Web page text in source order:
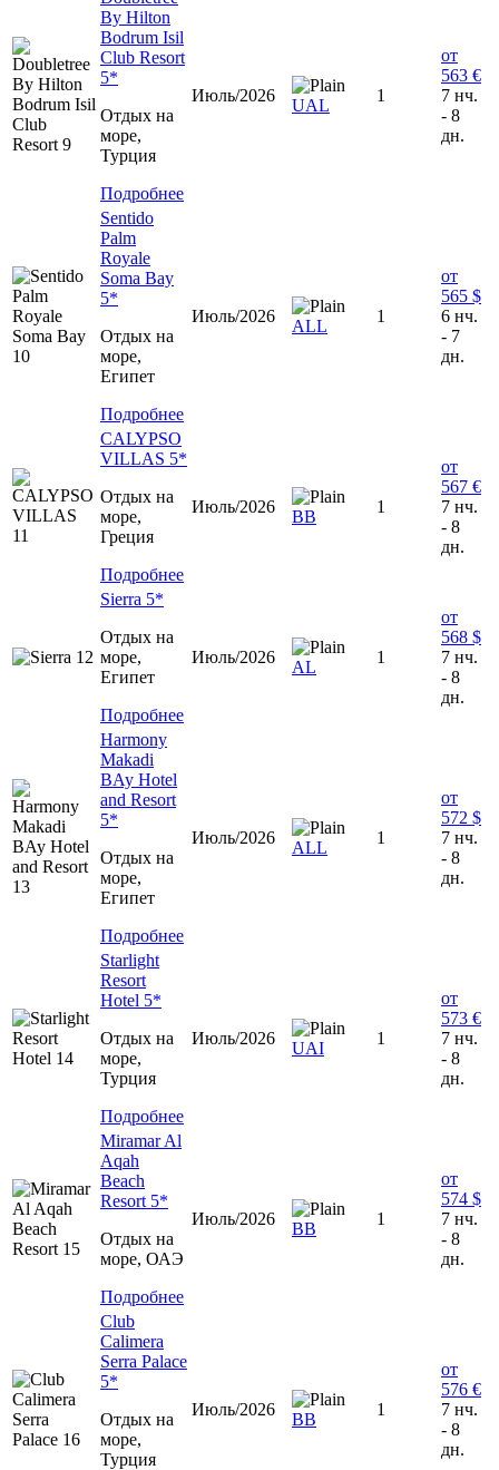
By Hilton
Bodrum Isil
Club Resort
5*
Отдых на
море,
Турция
Подробнее
Июль/2026
UAL
1
от
563 €
7 нч.
- 8
дн.
Sentido
Palm
Royale
Soma Bay
5*
Отдых на
море,
Египет
Подробнее
Июль/2026
ALL
1
от
565 $
6 нч.
- 7
дн.
CALYPSO
VILLAS 5*
Отдых на
море,
Греция
Подробнее
Июль/2026
ВВ
1
от
567 €
7 нч.
- 8
дн.
Sierra 5*
Отдых на
море,
Египет
Подробнее
Июль/2026
AL
1
от
568 $
7 нч.
- 8
дн.
Harmony
Makadi
BAy Hotel
and Resort
5*
Отдых на
море,
Египет
Подробнее
Июль/2026
ALL
1
от
572 $
7 нч.
- 8
дн.
Starlight
Resort
Hotel 5*
Отдых на
море,
Турция
Подробнее
Июль/2026
UAI
1
от
573 €
7 нч.
- 8
дн.
Miramar Al
Aqah
Beach
Resort 5*
Отдых на
море, ОАЭ
Подробнее
Июль/2026
ВВ
1
от
574 $
7 нч.
- 8
дн.
Club
Calimera
Serra Palace
5*
Отдых на
море,
Турция
Июль/2026
ВВ
1
от
576 €
7 нч.
- 8
дн.